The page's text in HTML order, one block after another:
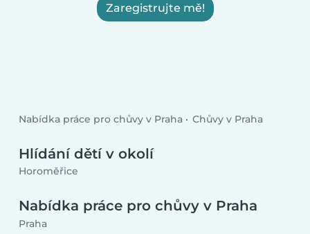
Zaregistrujte mě!
Nabídka práce pro chůvy v Praha Chůvy v Praha
Hlídání dětí v okolí
Horoměřice
Nabídka práce pro chůvy v Praha
Praha